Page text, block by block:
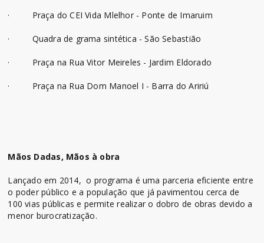
· Praça do CEI Vida Mlelhor - Ponte de Imaruim
· Quadra de grama sintética - São Sebastião
· Praça na Rua Vitor Meireles - Jardim Eldorado
· Praça na Rua Dom Manoel I - Barra do Aririú
Mãos Dadas, Mãos à obra
Lançado em 2014, o programa é uma parceria eficiente entre
o poder público e a população que já pavimentou cerca de
100 vias públicas e permite realizar o dobro de obras devido a
menor burocratização.